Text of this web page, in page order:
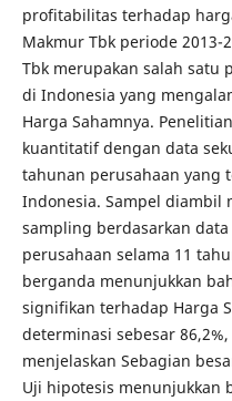
profitabilitas terhadap
Makmur Tbk periode 2013-
Tbk merupakan salah satu
di Indonesia yang
Harga Sahamnya.
kuantitatif dengan data
tahunan perusahaan yang
Indonesia. Sampel diambil
sampling berdasarkan
perusahaan selama 11
berganda menunjukkan
signifikan terhadap Harga
determinasi sebesar
menjelaskan Sebagian
Uji hipotesis menunjukkan